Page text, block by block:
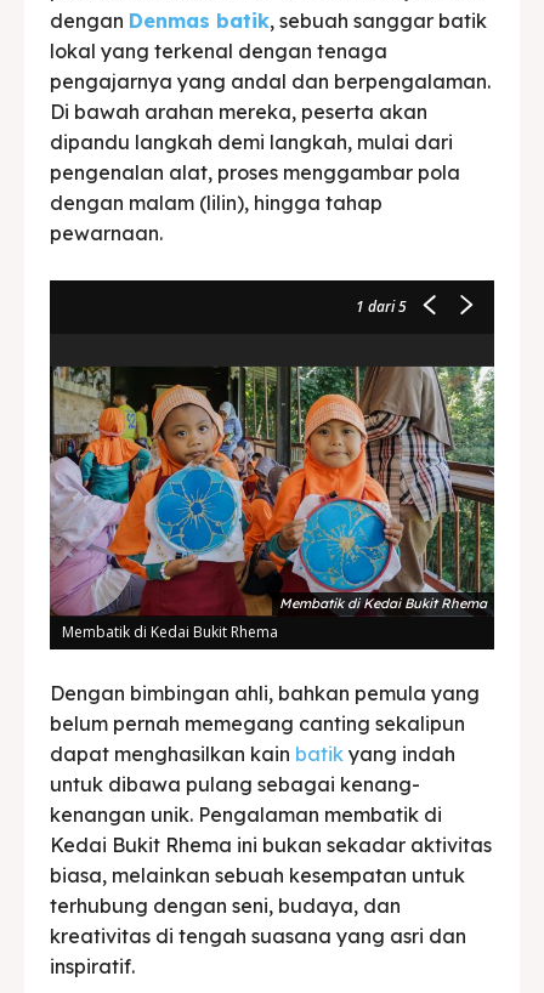
dengan Denmas batik, sebuah sanggar batik
lokal yang terkenal dengan tenaga
pengajarnya yang andal dan berpengalaman.
Di bawah arahan mereka, peserta akan
dipandu langkah demi langkah, mulai dari
pengenalan alat, proses menggambar pola
dengan malam (lilin), hingga tahap
pewarnaan.
1 dari 5
Membatik di Kedai Bukit Rhema
Membatik di Kedai Bukit Rhema
Dengan bimbingan ahli, bahkan pemula yang
belum pernah memegang canting sekalipun
dapat menghasilkan kain batik yang indah
untuk dibawa pulang sebagai kenang-
kenangan unik. Pengalaman membatik di
Kedai Bukit Rhema ini bukan sekadar aktivitas
biasa, melainkan sebuah kesempatan untuk
terhubung dengan seni, budaya, dan
kreativitas di tengah suasana yang asri dan
inspiratif.